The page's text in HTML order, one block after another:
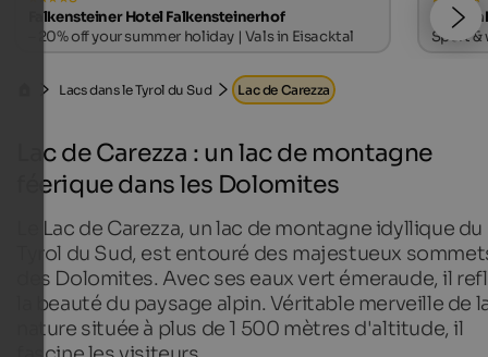
Falkensteiner Hotel Falkensteinerhof
– 20% off your summer holiday | Vals in Eisacktal
Sport &
Lacs dans le Tyrol du Sud Lac de Carezza
Lac de Carezza : un lac de montagne
féerique dans les Dolomites
Le Lac de Carezza, un lac de montagne idyllique du
Tyrol du Sud, est entouré des majestueux
des Dolomites. Avec ses eaux vert émeraude, il
la beauté du paysage alpin. Véritable merveille de
nature située à plus de 1 500 mètres d'altitude, il